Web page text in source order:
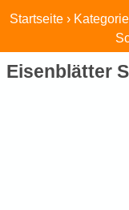
Startseite ›
Eisenblätter